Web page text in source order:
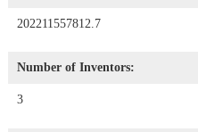
202211557812.7
Number of Inventors:
3